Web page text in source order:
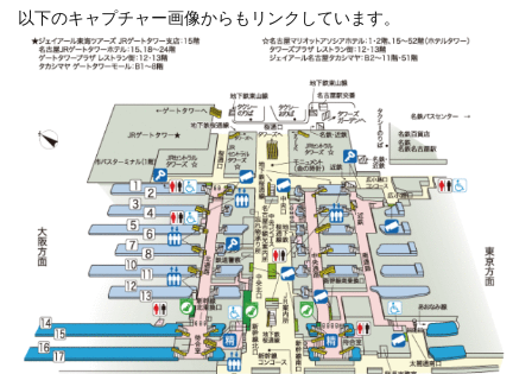
以下のキャプチャー画像からもリンクしています。